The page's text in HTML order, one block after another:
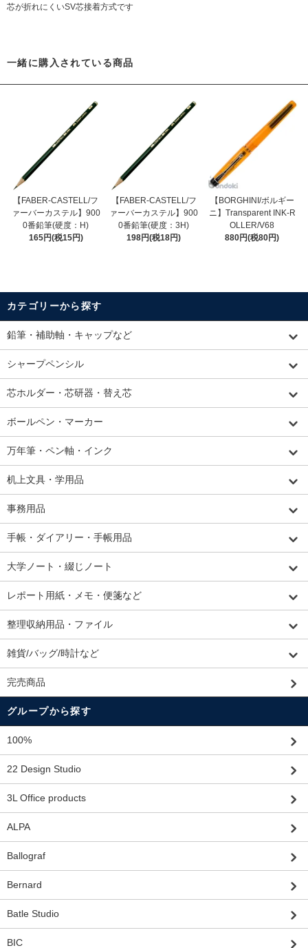
芯が折れにくいSV芯接着方式です
一緒に購入されている商品
【FABER-CASTELL/フ
ァーバーカステル】900
0番鉛筆(硬度：H)
165円(税15円)
【FABER-CASTELL/フ
ァーバーカステル】900
0番鉛筆(硬度：3H)
198円(税18円)
【BORGHINI/ボルギー
ニ】Transparent INK-R
OLLER/V68
880円(税80円)
カテゴリーから探す
鉛筆・補助軸・キャップなど
シャープペンシル
芯ホルダー・芯研器・替え芯
ボールペン・マーカー
万年筆・ペン軸・インク
机上文具・学用品
事務用品
手帳・ダイアリー・手帳用品
大学ノート・綴じノート
レポート用紙・メモ・便箋など
整理収納用品・ファイル
雑貨/バッグ/時計など
完売商品
グループから探す
100%
22 Design Studio
3L Office products
ALPA
Ballograf
Bernard
Batle Studio
BIC